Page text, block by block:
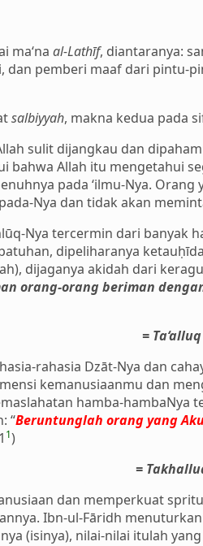
ma‘na al-Lathīf, diantaranya:
dan pemberi maaf dari pintu-
salbiyyah, makna kedua pada
sulit dijangkau dan
bahwa Allah itu mengetahui
pada ‘ilmu-Nya.
Nya dan tidak akan
Nya tercermin dari banyak
dipeliharanya
dijaganya akidah dari
orang-orang beriman
=
rahasia Dzāt-Nya dan
kemanusiaanmu dan
hamba-
“Beruntunglah orang yang
1)
=
dan memperkuat
Ibn-ul-Fāridh
(isinya), nilai-nilai itulah